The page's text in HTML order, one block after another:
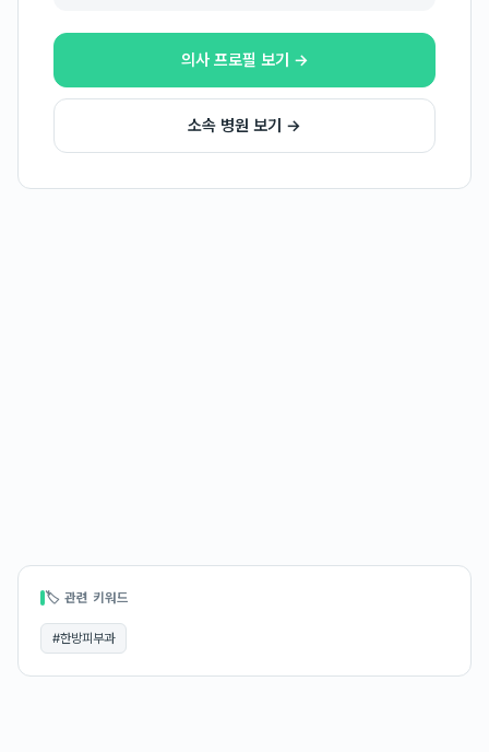
의사 프로필 보기 →
소속 병원 보기 →
🏷 관련 키워드
#한방피부과